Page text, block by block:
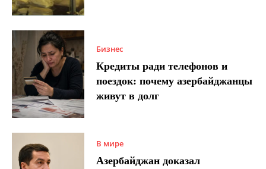
Бизнес
Кредиты ради телефонов и
поездок: почему азербайджанцы
живут в долг
В мире
Азербайджан доказал